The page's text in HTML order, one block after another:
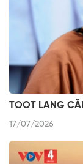
TOOT LANG
17/07/2026